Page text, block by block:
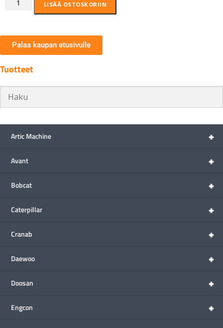
LISÄÄ OSTOSKORIIN
Palaa kaupan etusivulle
Tuotteet
+
Artic Machine
+
Avant
+
Bobcat
+
Caterpillar
+
Cranab
+
Daewoo
+
Doosan
+
Engcon